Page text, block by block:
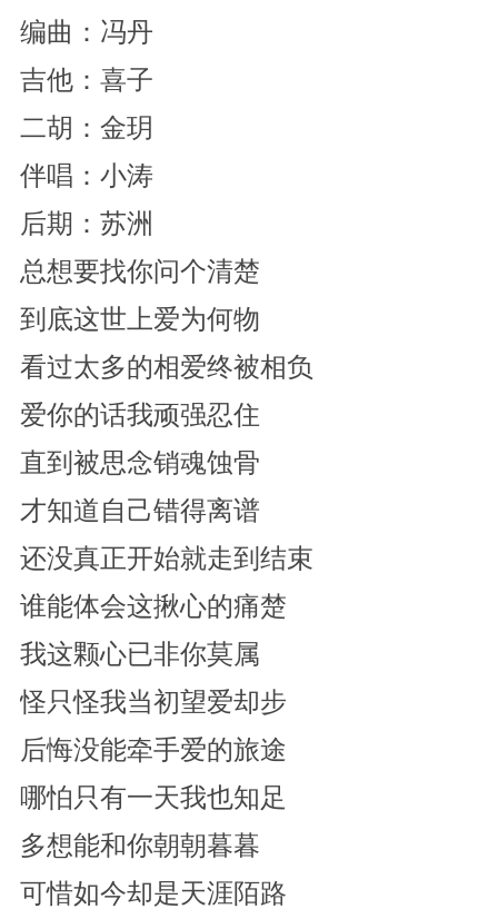
编曲：冯丹
吉他：喜子
二胡：金玥
伴唱：小涛
后期：苏洲
总想要找你问个清楚
到底这世上爱为何物
看过太多的相爱终被相负
爱你的话我顽强忍住
直到被思念销魂蚀骨
才知道自己错得离谱
还没真正开始就走到结束
谁能体会这揪心的痛楚
我这颗心已非你莫属
怪只怪我当初望爱却步
后悔没能牵手爱的旅途
哪怕只有一天我也知足
多想能和你朝朝暮暮
可惜如今却是天涯陌路